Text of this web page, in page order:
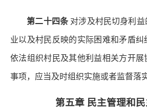
第二十四条对涉及村民切身利益
业以及村民反映的实际困难和矛盾纠
依法组织村民及其他利益相关方开展
事项，应当及时组织实施或者监督落实
第五章 民主管理和